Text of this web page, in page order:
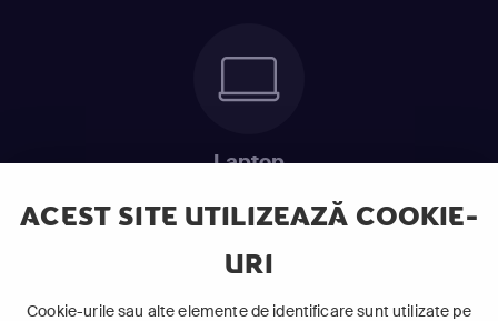
ACEST SITE UTILIZEAZĂ COOKIE-
URI
Cookie-urile sau alte elemente de identificare sunt utilizate pe
Laptop
ABONEAZĂ-TE ACUM